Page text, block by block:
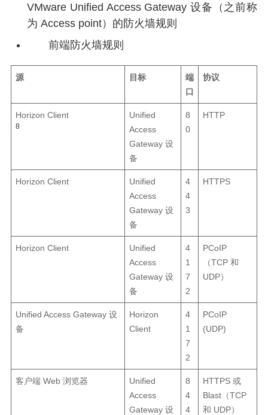
VMware Unified Access Gateway 设备（之前称
为 Access point）的防火墙规则
前端防火墙规则
源 目标
端
口
协议
Horizon Client
8
Unified
Access
Gateway 设
备
8
0
HTTP
Horizon Client
Unified
Access
Gateway 设
备
4
4
3
HTTPS
Horizon Client
Unified
Access
Gateway 设
备
4
1
7
2
PCoIP
（TCP 和
UDP）
Unified Access Gateway 设
备
Horizon
Client
4
1
7
2
PCoIP
(UDP)
客户端 Web 浏览器
Unified
Access
Gateway 设
8
4
4
HTTPS 或
Blast（TCP
和 UDP）